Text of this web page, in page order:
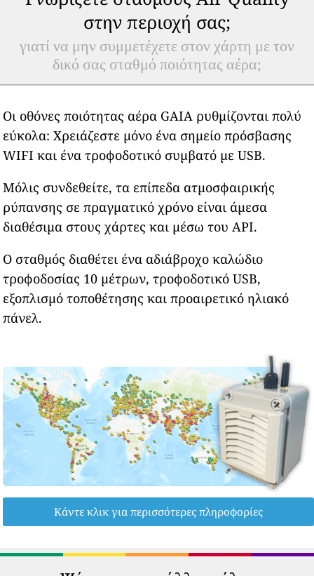
στην περιοχή σας;
γιατί να μην συμμετέχετε στον χάρτη με τον
δικό σας σταθμό ποιότητας αέρα;
Οι οθόνες ποιότητας αέρα GAIA ρυθμίζονται πολύ
εύκολα: Χρειάζεστε μόνο ένα σημείο πρόσβασης
WIFI και ένα τροφοδοτικό συμβατό με USB.
Μόλις συνδεθείτε, τα επίπεδα ατμοσφαιρικής
ρύπανσης σε πραγματικό χρόνο είναι άμεσα
διαθέσιμα στους χάρτες και μέσω του API.
Ο σταθμός διαθέτει ένα αδιάβροχο καλώδιο
τροφοδοσίας 10 μέτρων, τροφοδοτικό USB,
εξοπλισμό τοποθέτησης και προαιρετικό ηλιακό
πάνελ.
Κάντε κλικ για περισσότερες πληροφορίες